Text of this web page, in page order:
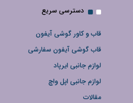
دسترسی سریع
قاب و کاور گوشی آیفون
قاب گوشی آیفون سفارشی
لوازم جانبی ایرپاد
لوازم جانبی اپل واچ
مقالات